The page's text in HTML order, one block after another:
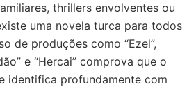
thrillers envolventes ou
uma novela turca para todos
de produções como “Ezel”,
e “Hercai” comprova que o
identifica profundamente com